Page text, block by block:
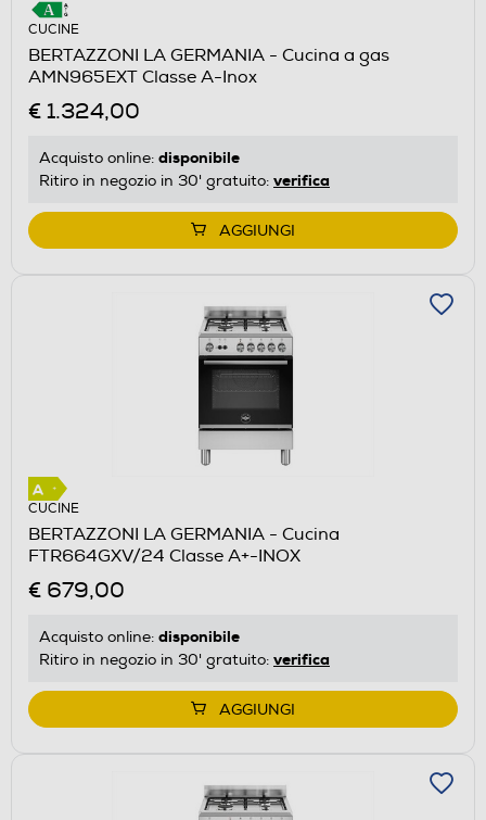
CUCINE
BERTAZZONI LA GERMANIA - Cucina a gas
AMN965EXT Classe A-Inox
€ 1.324,00
Acquisto online: disponibile
Ritiro in negozio in 30' gratuito: verifica
AGGIUNGI
CUCINE
BERTAZZONI LA GERMANIA - Cucina
FTR664GXV/24 Classe A+-INOX
€ 679,00
Acquisto online: disponibile
Ritiro in negozio in 30' gratuito: verifica
AGGIUNGI